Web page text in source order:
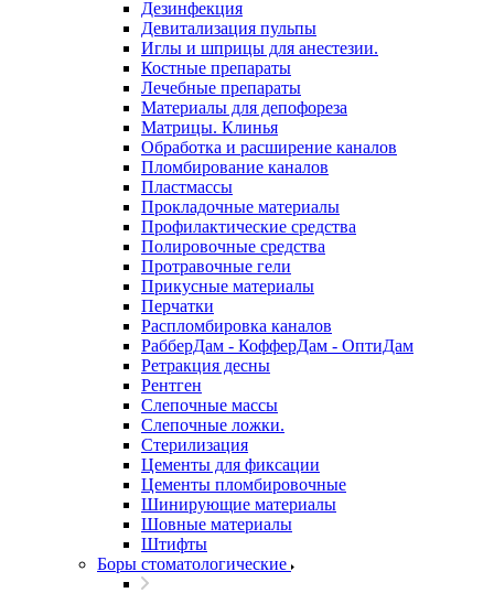
Дезинфекция
Девитализация пульпы
Иглы и шприцы для анестезии.
Костные препараты
Лечебные препараты
Материалы для депофореза
Матрицы. Клинья
Обработка и расширение каналов
Пломбирование каналов
Пластмассы
Прокладочные материалы
Профилактические средства
Полировочные средства
Протравочные гели
Прикусные материалы
Перчатки
Распломбировка каналов
РабберДам - КофферДам - ОптиДам
Ретракция десны
Рентген
Слепочные массы
Слепочные ложки.
Стерилизация
Цементы для фиксации
Цементы пломбировочные
Шинирующие материалы
Шовные материалы
Штифты
Боры стоматологические